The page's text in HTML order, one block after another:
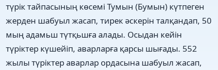
түрік тайпасының көсемі Тумын (Бумын) күтпеген
жерден шабуыл жасап, тирек әскерін талқандап, 50
мың адамьш түтқьшға алады. Осыдан кейін
түріктер күшейіп, аварларға қарсы шығады. 552
жылы түріктер аварлар ордасына шабуыл жасап,